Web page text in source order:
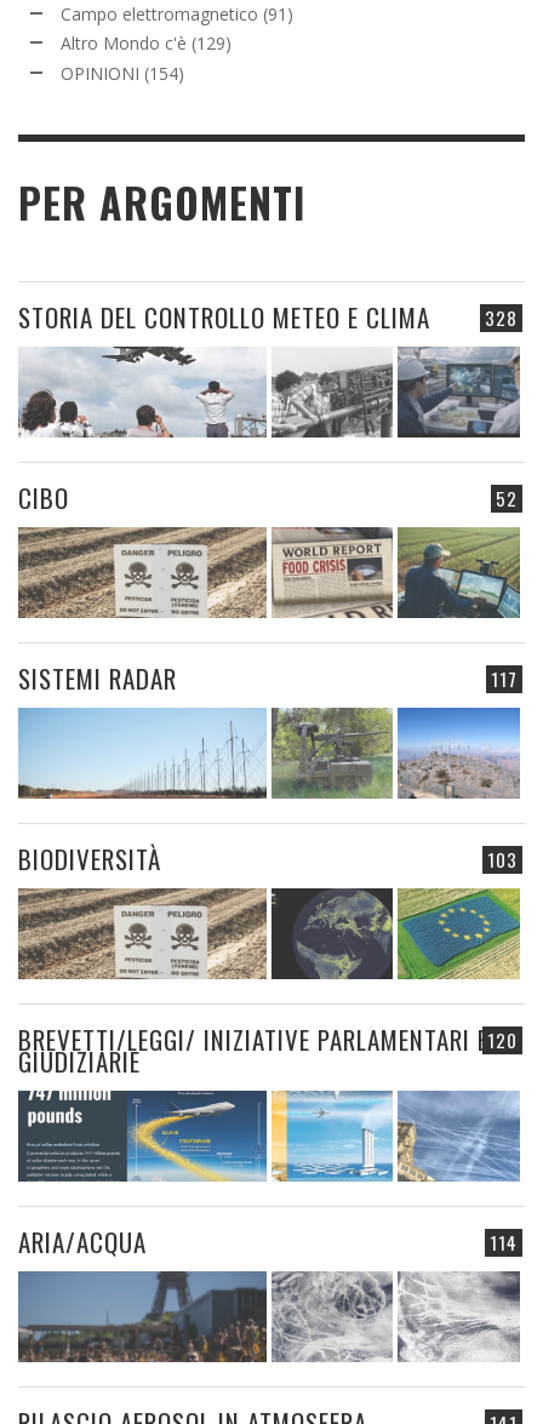
Campo elettromagnetico (91)
Altro Mondo c'è (129)
OPINIONI (154)
PER ARGOMENTI
328
STORIA DEL CONTROLLO METEO E CLIMA
52
CIBO
117
SISTEMI RADAR
103
BIODIVERSITÀ
120
BREVETTI/LEGGI/ INIZIATIVE PARLAMENTARI E
GIUDIZIARIE
114
ARIA/ACQUA